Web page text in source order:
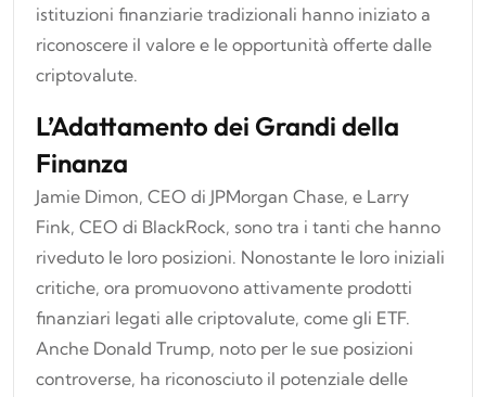
istituzioni finanziarie tradizionali hanno iniziato a
riconoscere il valore e le opportunità offerte dalle
criptovalute.
L’Adattamento dei Grandi della
Finanza
Jamie Dimon, CEO di JPMorgan Chase, e Larry
Fink, CEO di BlackRock, sono tra i tanti che hanno
riveduto le loro posizioni. Nonostante le loro iniziali
critiche, ora promuovono attivamente prodotti
finanziari legati alle criptovalute, come gli ETF.
Anche Donald Trump, noto per le sue posizioni
controverse, ha riconosciuto il potenziale delle